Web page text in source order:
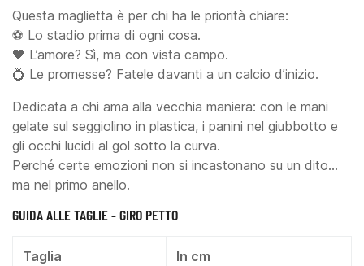
Questa maglietta è per chi ha le priorità chiare:
⚽ Lo stadio prima di ogni cosa.
🖤 L’amore? Sì, ma con vista campo.
💍 Le promesse? Fatele davanti a un calcio d’inizio.
Dedicata a chi ama alla vecchia maniera: con le mani
gelate sul seggiolino in plastica, i panini nel giubbotto e
gli occhi lucidi al gol sotto la curva.
Perché certe emozioni non si incastonano su un dito…
ma nel primo anello.
GUIDA ALLE TAGLIE - GIRO PETTO
Taglia In cm